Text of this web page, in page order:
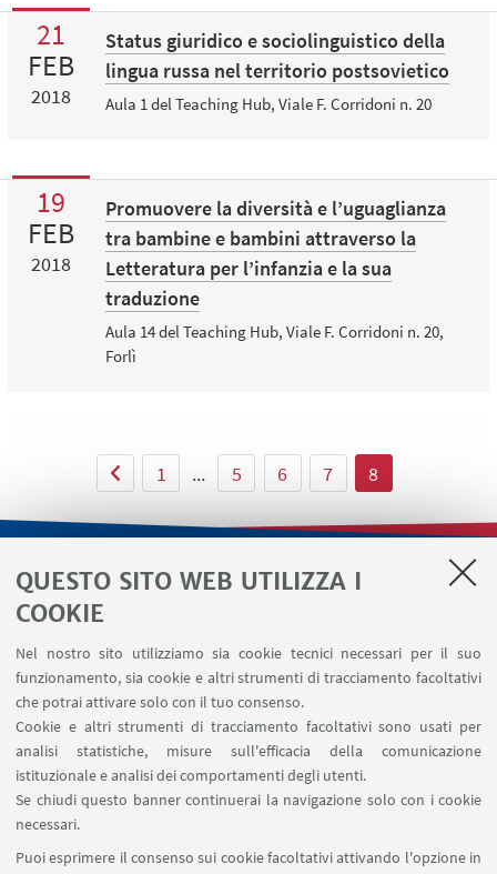
QUESTO SITO WEB UTILIZZA I
COOKIE
Nel nostro sito utilizziamo sia cookie tecnici necessari per il suo
funzionamento, sia cookie e altri strumenti di tracciamento facoltativi
che potrai attivare solo con il tuo consenso.
Cookie e altri strumenti di tracciamento facoltativi sono usati per
analisi statistiche, misure sull'efficacia della comunicazione
istituzionale e analisi dei comportamenti degli utenti.
Se chiudi questo banner continuerai la navigazione solo con i cookie
necessari.
Puoi esprimere il consenso sui cookie facoltativi attivando l'opzione in
21
FEB
2018
Status giuridico e sociolinguistico della
lingua russa nel territorio postsovietico
Aula 1 del Teaching Hub, Viale F. Corridoni n. 20
19
FEB
2018
Promuovere la diversità e l’uguaglianza
tra bambine e bambini attraverso la
Letteratura per l’infanzia e la sua
traduzione
Aula 14 del Teaching Hub, Viale F. Corridoni n. 20,
Forlì
1 ... 5 6 7 8
LINK UTILI
Area riservata
Area DIT
SEGUI IL DIPARTIMENTO SU:
SEGUI UNIBO SU: